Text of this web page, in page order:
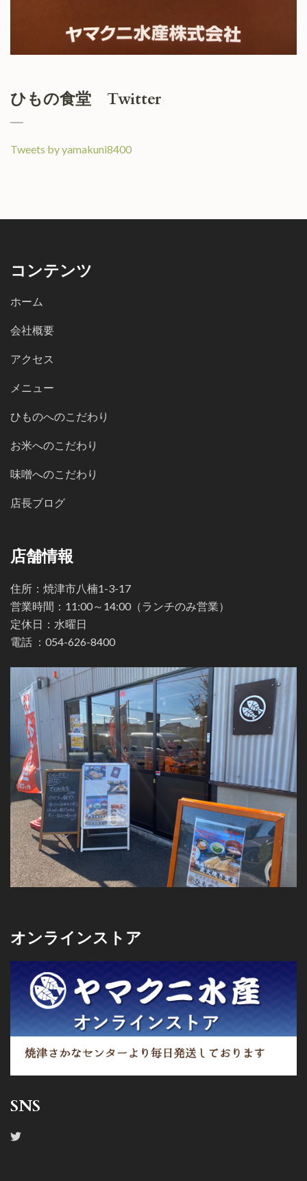
ひもの食堂 Twitter
Tweets by yamakuni8400
コンテンツ
ホーム
会社概要
アクセス
メニュー
ひものへのこだわり
お米へのこだわり
味噌へのこだわり
店長ブログ
店舗情報
住所：焼津市八楠1-3-17
営業時間：11:00～14:00（ランチのみ営業）
定休日：水曜日
電話 ： 054-626-8400
オンラインストア
SNS